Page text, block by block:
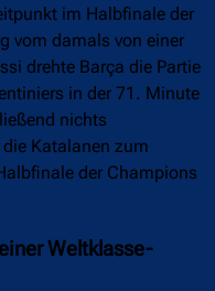
im Halbfinale der
vom damals von einer
drehte Barça die Partie
in der 71. Minute
nichts
Katalanen zum
der Champions
Weltklasse-